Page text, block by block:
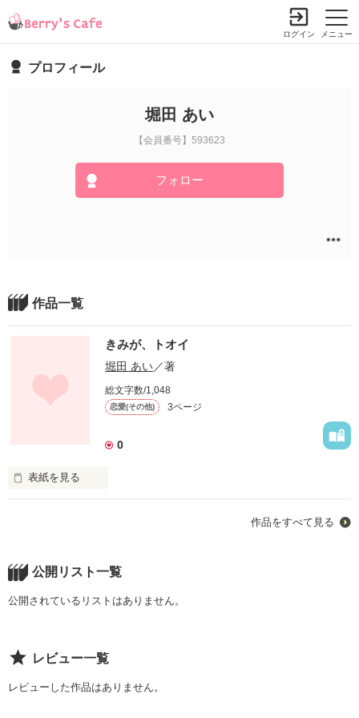
メニュー
ログイン
プロフィール
堀田 あい
【会員番号】593623
フォロー
作品一覧
きみが、トオイ
堀田 あい／著
総文字数/1,048
恋愛(その他) 3ページ
0
表紙を見る
頑張ります
ねぇ
作品をすべて見る
公開リスト一覧
公開されているリストはありません。
レビュー一覧
レビューした作品はありません。